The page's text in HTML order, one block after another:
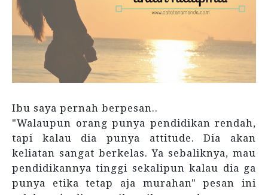
Ibu saya pernah berpesan..
"Walaupun orang punya pendidikan rendah,
tapi kalau dia punya attitude. Dia akan
keliatan sangat berkelas. Ya sebaliknya, mau
pendidikannya tinggi sekalipun kalau dia ga
punya etika tetap aja murahan" pesan ini